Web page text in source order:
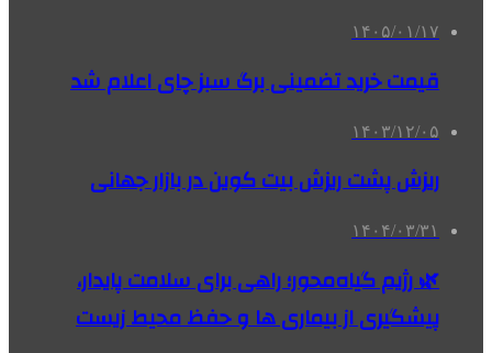
۱۴۰۵/۰۱/۱۷
قیمت خرید تضمینی برگ سبز چای اعلام شد
۱۴۰۳/۱۲/۰۵
ریزش پشت ریزش بیت کوین در بازار جهانی
۱۴۰۴/۰۳/۳۱
🌿 رژیم گیاه‌محور؛ راهی برای سلامت پایدار،
پیشگیری از بیماری ها و حفظ محیط زیست